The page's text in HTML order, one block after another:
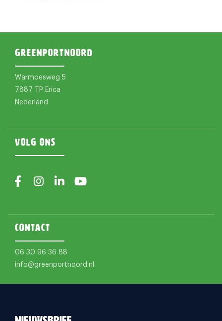
Greenportnoord
Warmoesweg 5
7887 TP Erica
Nederland
Volg ons
Contact
06 30 96 36 88
info@greenportnoord.nl